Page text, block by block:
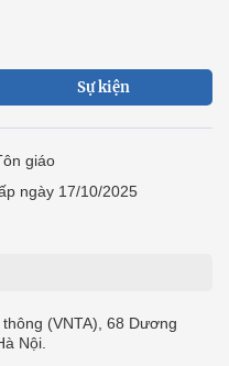
Sự kiện
giáo
ngày 17/10/2025
(VNTA), 68 Dương
Nội.